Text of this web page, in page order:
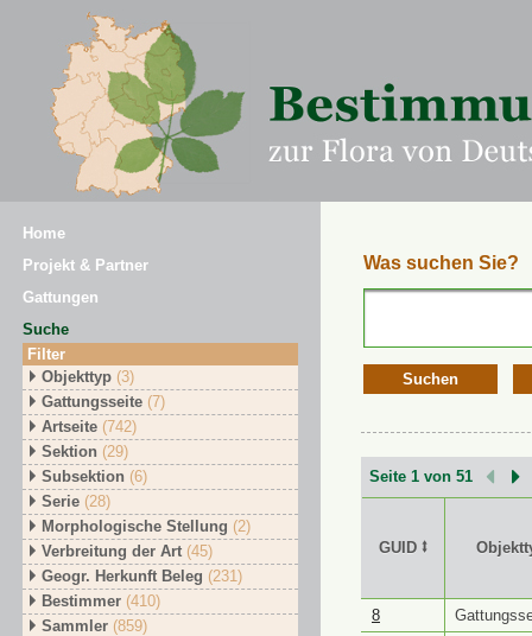
Home
Projekt & Partner
Gattungen
Suche
Filter
Objekttyp (3)
Gattungsseite (7)
Artseite (742)
Sektion (29)
Subsektion (6)
Serie (28)
Morphologische Stellung (2)
Verbreitung der Art (45)
Geogr. Herkunft Beleg (231)
Bestimmer (410)
Sammler (859)
Was suchen Sie?
Suchen
Seite 1 von 51
GUID ⭥
GUID ⭥
8